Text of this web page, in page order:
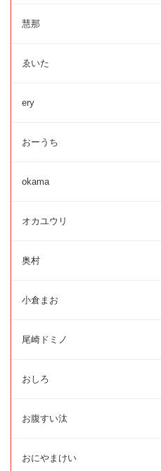
慧那
ゑいた
ery
おーうち
okama
オカユウリ
奥村
小倉まお
尾崎ドミノ
おしろ
お腹すい汰
おにやまけい